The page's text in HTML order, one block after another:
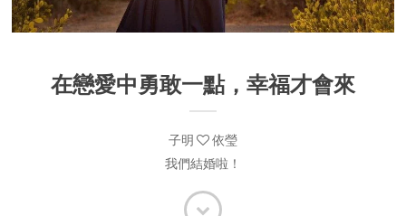
在戀愛中勇敢一點，幸福才會來
子明
依瑩
我們結婚啦！